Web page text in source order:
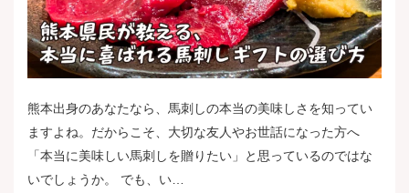
熊本出身のあなたなら、馬刺しの本当の美味しさを知ってい
ますよね。だからこそ、大切な友人やお世話になった方へ
「本当に美味しい馬刺しを贈りたい」と思っているのではな
いでしょうか。 でも、い…